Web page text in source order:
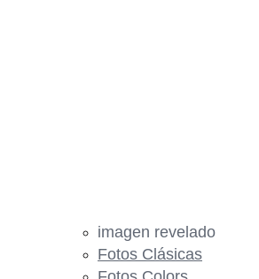
imagen revelado
Fotos Clásicas